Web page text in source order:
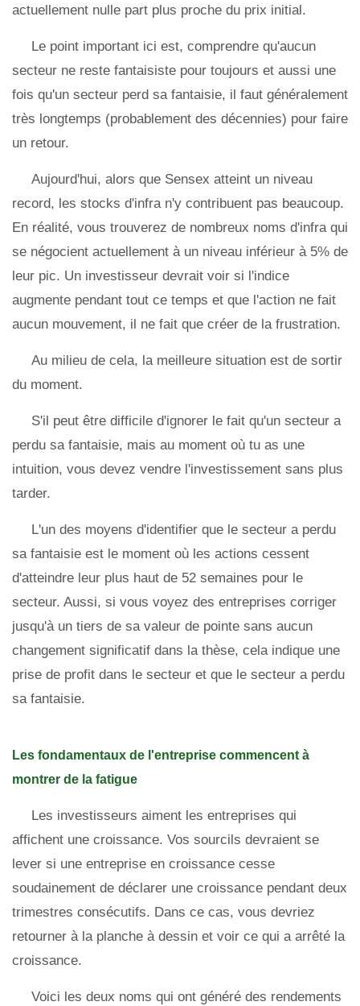
actuellement nulle part plus proche du prix initial.
Le point important ici est, comprendre qu'aucun
secteur ne reste fantaisiste pour toujours et aussi une
fois qu'un secteur perd sa fantaisie, il faut généralement
très longtemps (probablement des décennies) pour faire
un retour.
Aujourd'hui, alors que Sensex atteint un niveau
record, les stocks d'infra n'y contribuent pas beaucoup.
En réalité, vous trouverez de nombreux noms d'infra qui
se négocient actuellement à un niveau inférieur à 5% de
leur pic. Un investisseur devrait voir si l'indice
augmente pendant tout ce temps et que l'action ne fait
aucun mouvement, il ne fait que créer de la frustration.
Au milieu de cela, la meilleure situation est de sortir
du moment.
S'il peut être difficile d'ignorer le fait qu'un secteur a
perdu sa fantaisie, mais au moment où tu as une
intuition, vous devez vendre l'investissement sans plus
tarder.
L'un des moyens d'identifier que le secteur a perdu
sa fantaisie est le moment où les actions cessent
d'atteindre leur plus haut de 52 semaines pour le
secteur. Aussi, si vous voyez des entreprises corriger
jusqu'à un tiers de sa valeur de pointe sans aucun
changement significatif dans la thèse, cela indique une
prise de profit dans le secteur et que le secteur a perdu
sa fantaisie.
Les fondamentaux de l'entreprise commencent à
montrer de la fatigue
Les investisseurs aiment les entreprises qui
affichent une croissance. Vos sourcils devraient se
lever si une entreprise en croissance cesse
soudainement de déclarer une croissance pendant deux
trimestres consécutifs. Dans ce cas, vous devriez
retourner à la planche à dessin et voir ce qui a arrêté la
croissance.
Voici les deux noms qui ont généré des rendements